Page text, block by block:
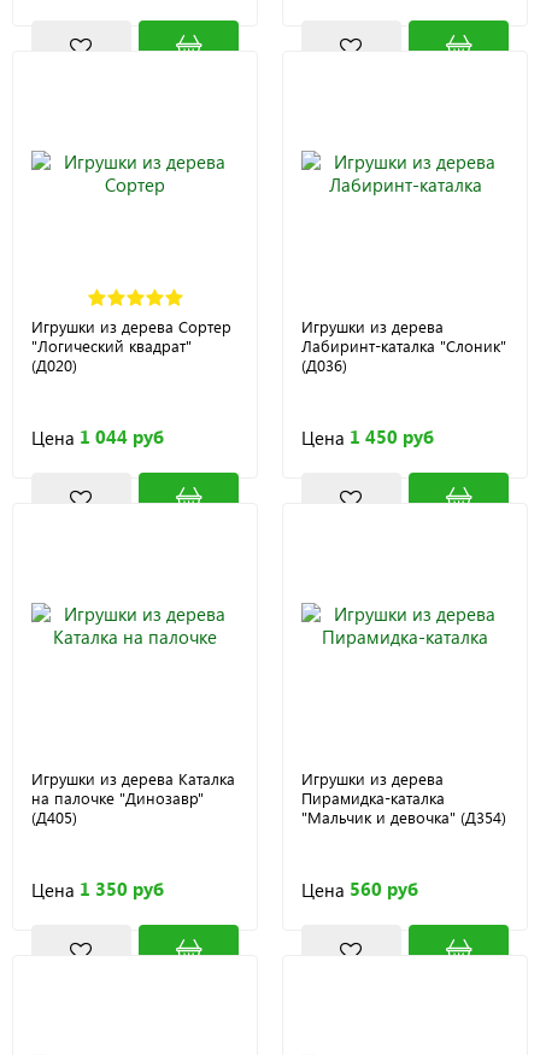
Игрушки из дерева Сортер
"Логический квадрат"
(Д020)
Цена 1 044 руб
Игрушки из дерева
Лабиринт-каталка "Слоник"
(Д036)
Цена 1 450 руб
Игрушки из дерева Каталка
на палочке "Динозавр"
(Д405)
Цена 1 350 руб
Игрушки из дерева
Пирамидка-каталка
"Мальчик и девочка" (Д354)
Цена 560 руб